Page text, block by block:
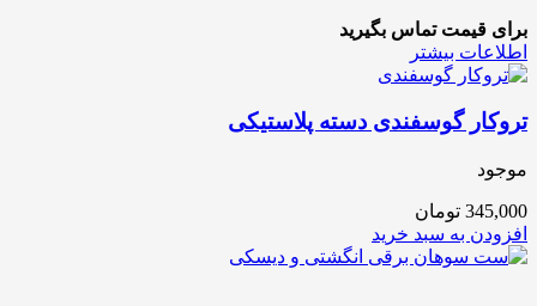
برای قیمت تماس بگیرید
اطلاعات بیشتر
تروکار گوسفندی دسته پلاستیکی
موجود
345,000 تومان
افزودن به سبد خرید